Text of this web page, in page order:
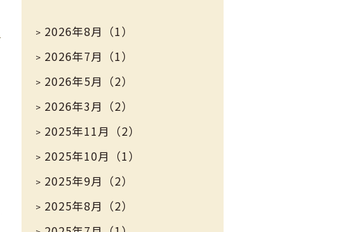
2026年8月（1）
2026年7月（1）
2026年5月（2）
2026年3月（2）
2025年11月（2）
2025年10月（1）
2025年9月（2）
2025年8月（2）